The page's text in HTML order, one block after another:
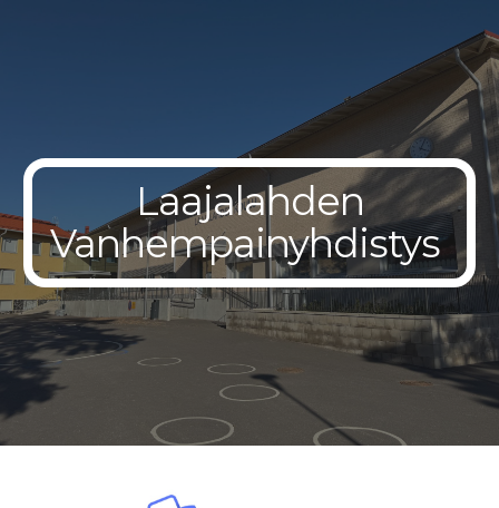
Skip to navigation
Laajalahden
Vanhempainyhdistys